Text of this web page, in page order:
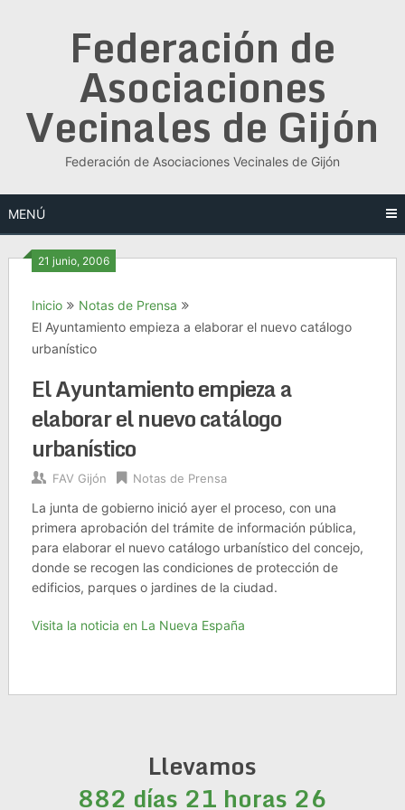
Federación de
Asociaciones
Vecinales de Gijón
Federación de Asociaciones Vecinales de Gijón
MENÚ
21 junio, 2006
Inicio
Notas de Prensa
El Ayuntamiento empieza a elaborar el nuevo catálogo
urbanístico
El Ayuntamiento empieza a
elaborar el nuevo catálogo
urbanístico
FAV Gijón Notas de Prensa
La junta de gobierno inició ayer el proceso, con una
primera aprobación del trámite de información pública,
para elaborar el nuevo catálogo urbanístico del concejo,
donde se recogen las condiciones de protección de
edificios, parques o jardines de la ciudad.
Visita la noticia en La Nueva España
Llevamos
882 días 21 horas 26